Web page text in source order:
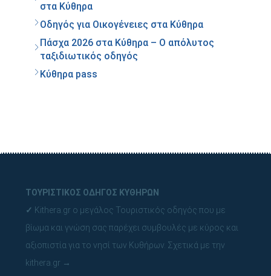
στα Κύθηρα
Οδηγός για Οικογένειες στα Κύθηρα
Πάσχα 2026 στα Κύθηρα – Ο απόλυτος
ταξιδιωτικός οδηγός
Κύθηρα pass
ΤΟΥΡΙΣΤΙΚΟΣ ΟΔΗΓΟΣ ΚΥΘΗΡΩΝ
✓ Kithera.gr ο μεγάλος Τουριστικός οδηγός που με
βίωμα και γνώση σας παρέχει συμβουλές με κύρος και
αξιοπιστία για το νησί των Κυθήρων. Σχετικά με την
kithera.gr →